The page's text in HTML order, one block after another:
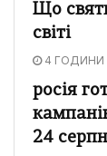
Що
світі
4 ГОДИНИ
росія
24